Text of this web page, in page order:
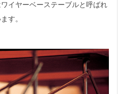
イヤーベーステーブルと呼ばれ
す。